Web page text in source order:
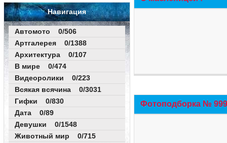
Навигация
Автомото 0/506
Артгалерея 0/1388
Архитектура 0/107
В мире 0/474
Видеоролики 0/223
Всякая всячина 0/3031
Гифки 0/830
Дата 0/89
Девушки 0/1548
Животный мир 0/715
Фотоподборка №